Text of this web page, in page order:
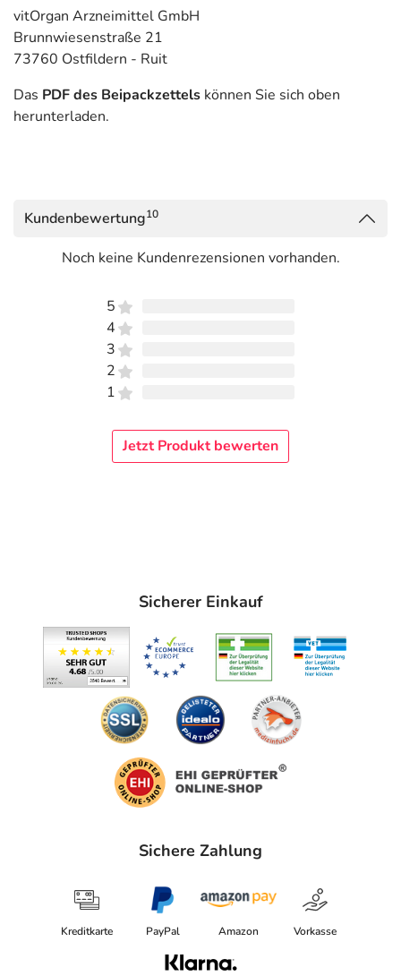
vitOrgan Arzneimittel GmbH
Brunnwiesenstraße 21
73760 Ostfildern - Ruit
Das PDF des Beipackzettels können Sie sich oben
herunterladen.
Kundenbewertung10
Noch keine Kundenrezensionen vorhanden.
5
4
3
2
1
Jetzt Produkt bewerten
Sicherer Einkauf
Sichere Zahlung
Kreditkarte PayPal Amazon Vorkasse